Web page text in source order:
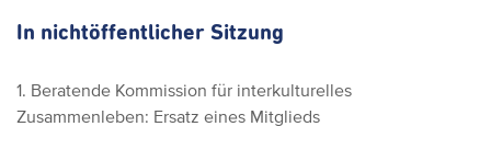
In nichtöffentlicher Sitzung
1. Beratende Kommission für interkulturelles
Zusammenleben: Ersatz eines Mitglieds